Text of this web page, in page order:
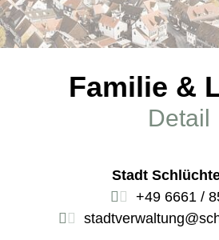
Familie &
Detail
Stadt
+49 6661 /